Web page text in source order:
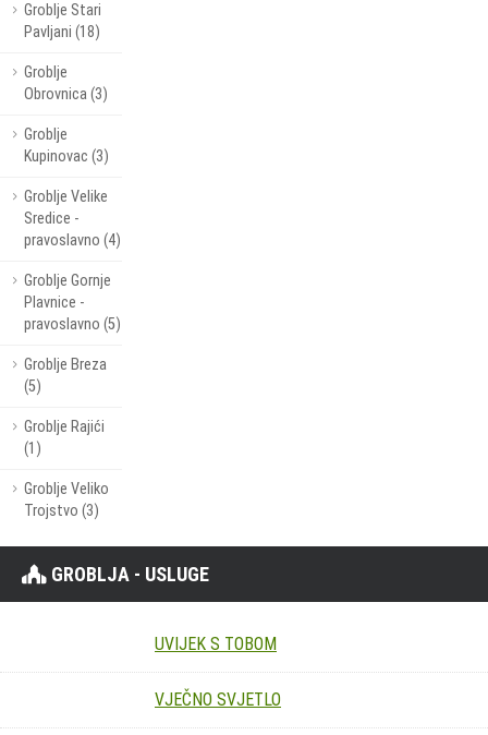
Groblje Stari
Pavljani (18)
Groblje
Obrovnica (3)
Groblje
Kupinovac (3)
Groblje Velike
Sredice -
pravoslavno (4)
Groblje Gornje
Plavnice -
pravoslavno (5)
Groblje Breza
(5)
Groblje Rajići
(1)
Groblje Veliko
Trojstvo (3)
GROBLJA - USLUGE
UVIJEK S TOBOM
VJEČNO SVJETLO